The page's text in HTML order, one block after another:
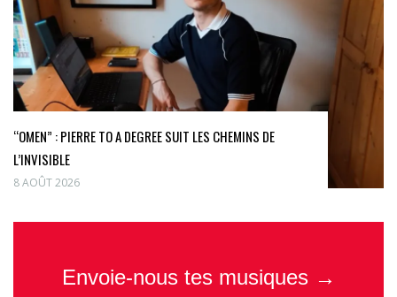
“OMEN” : PIERRE TO A DEGREE SUIT LES CHEMINS DE
L’INVISIBLE
8 AOÛT 2026